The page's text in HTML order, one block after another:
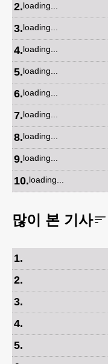
2.loading...
3.loading...
4.loading...
5.loading...
6.loading...
7.loading...
8.loading...
9.loading...
10.loading...
많이 본 기사
1.
2.
3.
4.
5.